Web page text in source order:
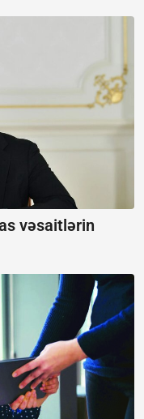
vəsaitlərin